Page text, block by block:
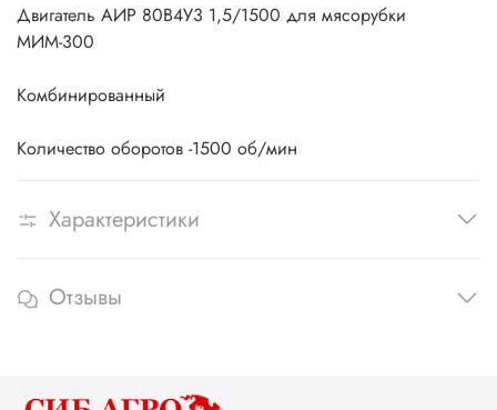
Двигатель АИР 80В4У3 1,5/1500 для мясорубки
МИМ-300
Комбинированный
Количество оборотов -1500 об/мин
Характеристики
Отзывы